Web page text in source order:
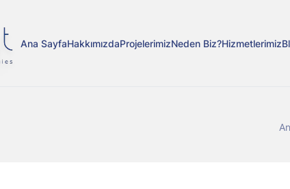
Ana SayfaHakkımızdaProjelerimizNeden Biz?Hizmetlerimiz